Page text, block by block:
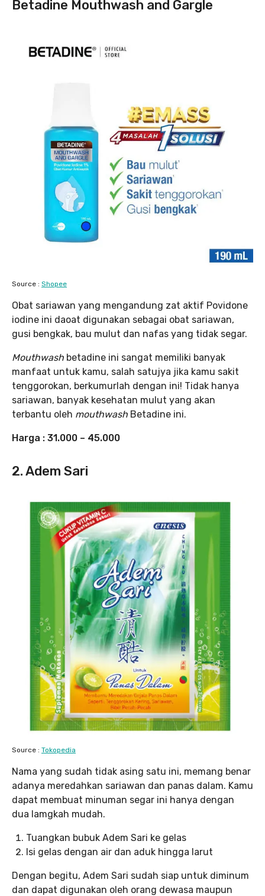
Betadine Mouthwash and Gargle
Source : Shopee
Obat sariawan yang mengandung zat aktif Povidone
iodine ini daoat digunakan sebagai obat sariawan,
gusi bengkak, bau mulut dan nafas yang tidak segar.
Mouthwash betadine ini sangat memiliki banyak
manfaat untuk kamu, salah satujya jika kamu sakit
tenggorokan, berkumurlah dengan ini! Tidak hanya
sariawan, banyak kesehatan mulut yang akan
terbantu oleh mouthwash Betadine ini.
Harga : 31.000 – 45.000
2. Adem Sari
Source : Tokopedia
Nama yang sudah tidak asing satu ini, memang benar
adanya meredahkan sariawan dan panas dalam. Kamu
dapat membuat minuman segar ini hanya dengan
dua lamgkah mudah.
Tuangkan bubuk Adem Sari ke gelas
Isi gelas dengan air dan aduk hingga larut
Dengan begitu, Adem Sari sudah siap untuk diminum
dan dapat digunakan oleh orang dewasa maupun